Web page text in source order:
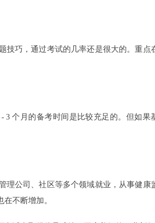
技巧，通过考试的几率还是很大的。重点
3 个月的备考时间是比较充足的。但如果
公司、社区等多个领域就业，从事健康
不断增加。